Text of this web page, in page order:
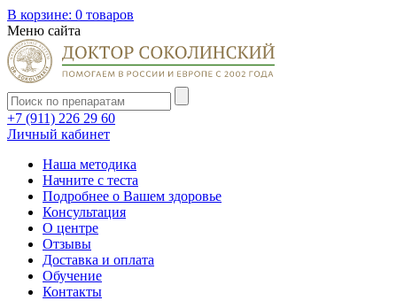
В корзине: 0 товаров
Меню сайта
+7 (911) 226 29 60
Личный кабинет
Наша методика
Начните с теста
Подробнее о Вашем здоровье
Консультация
О центре
Отзывы
Доставка и оплата
Обучение
Контакты